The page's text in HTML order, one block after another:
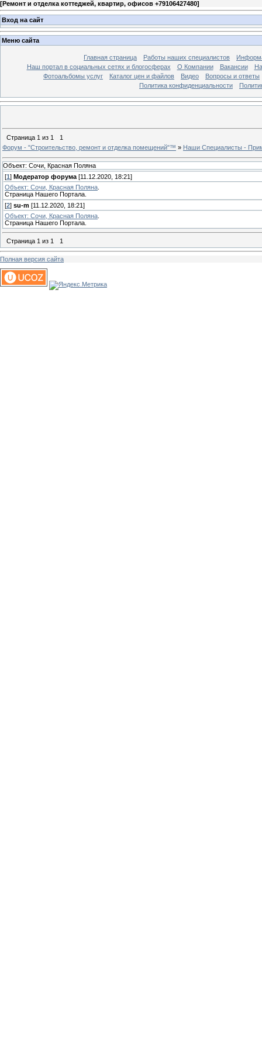
[Ремонт и отделка коттеджей, квартир, офисов +79106427480]
Вход на сайт
Меню сайта
Главная страница Работы наших специалистов
Наш портал в социальных сетях и блогосферах
О Компании Вакансии
Фотоальбомы услуг
Каталог цен и файлов Видео
Вопросы и ответы
Политика конфиденциальности
Страница 1 из 1
1
Форум - "Строительство, ремонт и отделка помещений"™ » Наши Специалисты -
Объект: Сочи, Красная Поляна
[1 ] Модератор форума [11.12.2020, 18:21]
Объект: Сочи, Красная Поляна
Страница Нашего Портала.
[2] su-m [11.12.2020, 18:21]
Объект: Сочи, Красная Поляна
Страница Нашего Портала.
Страница 1 из 1 1
Полная версия сайта